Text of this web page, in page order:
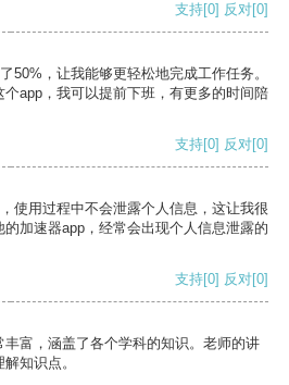
支持[0] 反对[0]
50%，让我能够更轻松地完成工作任务。
app，我可以提前下班，有更多的时间陪
支持[0] 反对[0]
使用过程中不会泄露个人信息，这让我很
加速器app，经常会出现个人信息泄露的
支持[0] 反对[0]
富，涵盖了各个学科的知识。老师的讲
知识点。